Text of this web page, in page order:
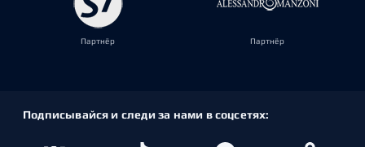
Партнёр Партнёр
Подписывайся и следи за нами в соцсетях: